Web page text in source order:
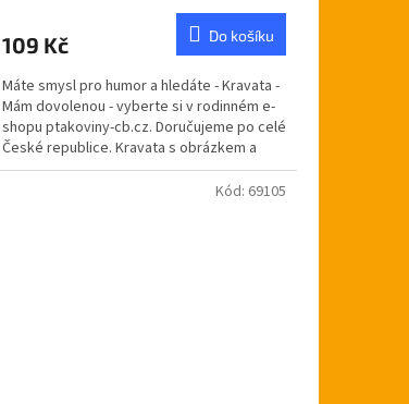
109 Kč Do košíku
Máte smysl pro humor a hledáte - Kravata -
Mám dovolenou - vyberte si v rodinném e-
shopu ptakoviny-cb.cz. Doručujeme po celé
České republice. Kravata s obrázkem a
nápisem.
Kód: 69105